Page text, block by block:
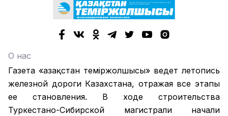
О нас
Газета «Қазақстан теміржолшысы» ведет летопись
железной дороги Казахстана, отражая все этапы
ее становления. В ходе строительства
Туркестано-Сибирской магистрали начали